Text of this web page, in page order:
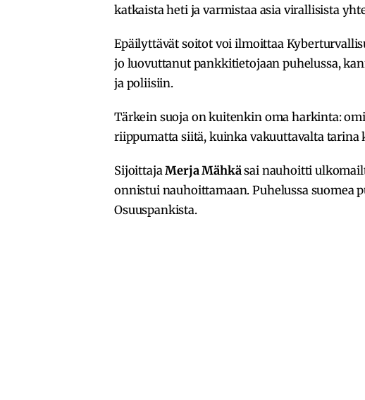
katkaista heti ja varmistaa asia virallisista
Epäilyttävät soitot voi ilmoittaa
jo luovuttanut pankkitietojaan puhelussa,
ja poliisiin.
Tärkein suoja on kuitenkin oma harkinta:
riippumatta siitä, kuinka vakuuttavalta tarina
Sijoittaja Merja Mähkä sai nauhoitti
onnistui nauhoittamaan. Puhelussa suomea
Osuuspankista.